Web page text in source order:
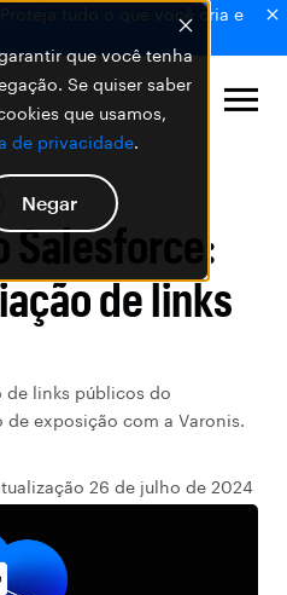
que você tenha
Se quiser saber
que usamos,
de privacidade.
Negar
tudo o que você cria e
Salesforce:
de links
de links públicos do
de exposição com a Varonis.
26 de julho de 2024